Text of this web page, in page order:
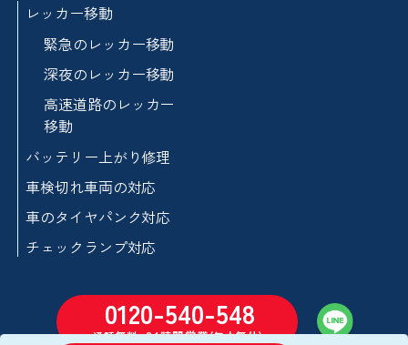
レッカー移動
緊急のレッカー移動
深夜のレッカー移動
高速道路のレッカー
移動
バッテリー上がり修理
車検切れ車両の対応
車のタイヤパンク対応
チェックランプ対応
0120-540-548
通話無料 24時間営業(年中無休)